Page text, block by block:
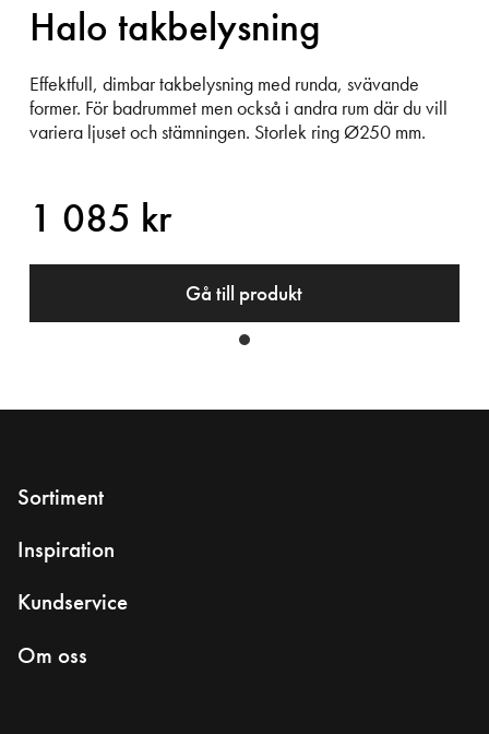
Halo takbelysning
Effektfull, dimbar takbelysning med runda, svävande
former. För badrummet men också i andra rum där du vill
variera ljuset och stämningen. Storlek ring Ø250 mm.
1 085 kr
Gå till produkt
Sortiment
Inspiration
Kundservice
Om oss